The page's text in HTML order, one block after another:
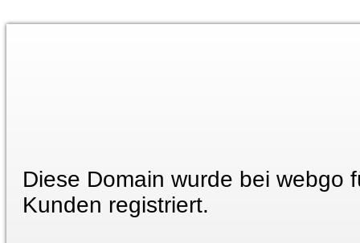
Diese Domain wurde bei webgo
Kunden registriert.